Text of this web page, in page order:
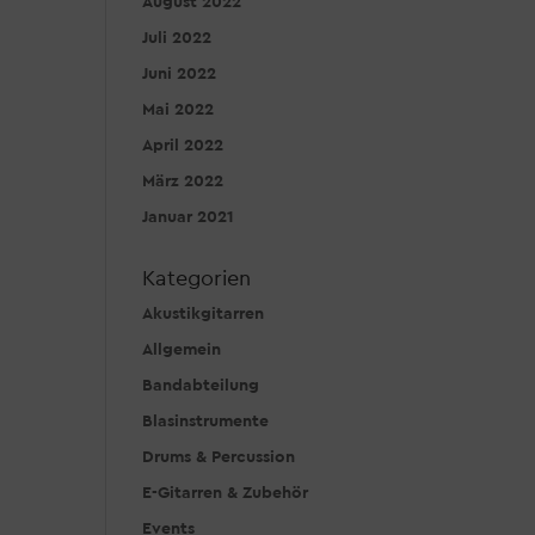
Juli 2022
Juni 2022
Mai 2022
April 2022
März 2022
Januar 2021
Kategorien
Akustikgitarren
Allgemein
Bandabteilung
Blasinstrumente
Drums & Percussion
E-Gitarren & Zubehör
Events